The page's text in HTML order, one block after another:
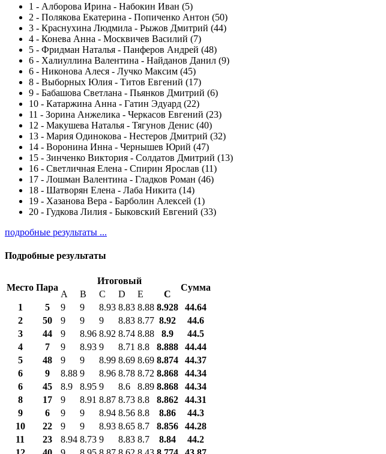
1 - Алборова Ирина - Набокин Иван (5)
2 - Полякова Екатерина - Попиченко Антон (50)
3 - Краснухина Людмила - Рыжов Дмитрий (44)
4 - Конева Анна - Москвичев Василий (7)
5 - Фридман Наталья - Панферов Андрей (48)
6 - Халиуллина Валентина - Найданов Данил (9)
6 - Никонова Алеся - Лучко Максим (45)
8 - Выборных Юлия - Титов Евгений (17)
9 - Бабашова Светлана - Пьянков Дмитрий (6)
10 - Катаржина Анна - Гатин Эдуард (22)
11 - Зорина Анжелика - Черкасов Евгений (23)
12 - Макушева Наталья - Тягунов Денис (40)
13 - Мария Одинокова - Нестеров Дмитрий (32)
14 - Воронина Инна - Чернышев Юрий (47)
15 - Зинченко Виктория - Солдатов Дмитрий (13)
16 - Светличная Елена - Спирин Ярослав (11)
17 - Лошман Валентина - Гладков Роман (46)
18 - Шатворян Елена - Лаба Никита (14)
19 - Хазанова Вера - Барболин Алексей (1)
20 - Гудкова Лилия - Быковский Евгений (33)
подробные результаты ...
Подробные результаты
Место Пара
Итоговый
Сумма
A B C D E
С
1
5 9 9 8.93 8.83 8.88 8.928
44.64
2
50 9 9 9 8.83 8.77 8.92
44.6
3
44 9 8.96 8.92 8.74 8.88 8.9
44.5
4
7 9 8.93 9 8.71 8.8 8.888
44.44
5
48 9 9 8.99 8.69 8.69 8.874
44.37
6
9 8.88 9 8.96 8.78 8.72 8.868
44.34
6
45 8.9 8.95 9 8.6 8.89 8.868
44.34
8
17 9 8.91 8.87 8.73 8.8 8.862
44.31
9
6 9 9 8.94 8.56 8.8 8.86
44.3
10
22 9 9 8.93 8.65 8.7 8.856
44.28
11
23 8.94 8.73 9 8.83 8.7 8.84
44.2